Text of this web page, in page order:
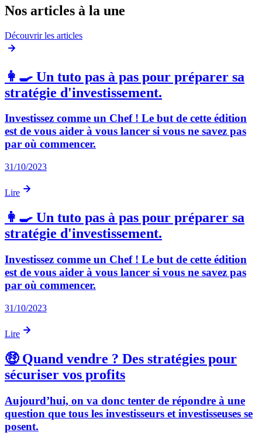
Nos articles à la une
Découvrir les articles
👩‍🍳 Un tuto pas à pas pour préparer sa
stratégie d'investissement.
Investissez comme un Chef ! Le but de cette édition
est de vous aider à vous lancer si vous ne savez pas
par où commencer.
31/10/2023
Lire
👩‍🍳 Un tuto pas à pas pour préparer sa
stratégie d'investissement.
Investissez comme un Chef ! Le but de cette édition
est de vous aider à vous lancer si vous ne savez pas
par où commencer.
31/10/2023
Lire
🤑 Quand vendre ? Des stratégies pour
sécuriser vos profits
Aujourd’hui, on va donc tenter de répondre à une
question que tous les investisseurs et investisseuses se
posent.